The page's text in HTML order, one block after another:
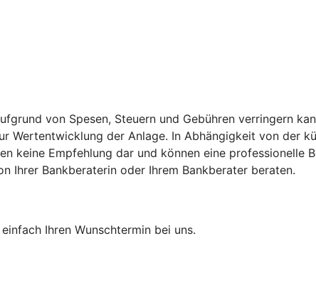
von Spesen, Steuern und Gebühren verringern
Wertentwicklung der Anlage. In Abhängigkeit von der
keine Empfehlung dar und können eine professionelle
Ihrer Bankberaterin oder Ihrem Bankberater beraten.
Ihren Wunschtermin bei uns.